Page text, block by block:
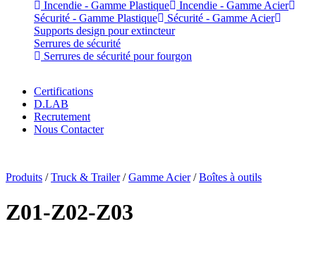
Incendie - Gamme Plastique
Incendie - Gamme Acier
Sécurité - Gamme Plastique
Sécurité - Gamme Acier
Supports design pour extincteur
Serrures de sécurité
Serrures de sécurité pour fourgon
Certifications
D.LAB
Recrutement
Nous Contacter
Produits /Truck & Trailer/Gamme Acier/Boîtes à outils
Z01-Z02-Z03